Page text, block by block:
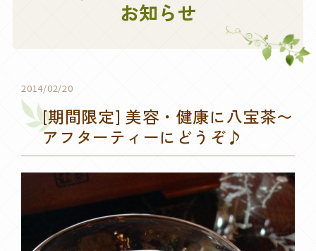
お知らせ
2014/02/20
[期間限定] 美容・健康に八宝茶〜
アフターティーにどうぞ♪